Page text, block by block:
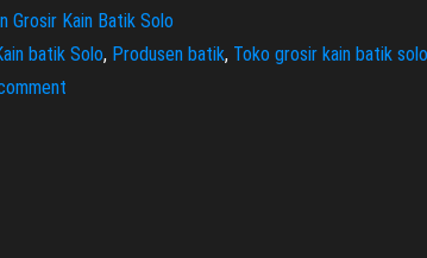
Grosir Kain Batik Solo
batik Solo, Produsen batik, Toko grosir kain batik solo